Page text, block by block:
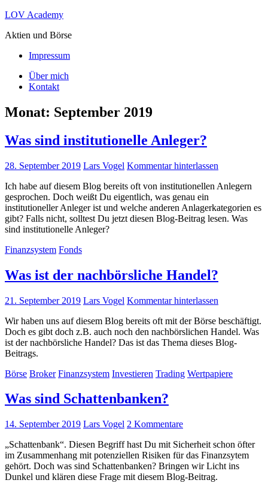
Zum
springen
LOV Academy
Aktien und Börse
Impressum
Über mich
Kontakt
Monat: September 2019
Was sind institutionelle Anleger?
28. September 2019 Lars Vogel Kommentar hinterlassen
Ich habe auf diesem Blog bereits oft von institutionellen Anlegern
gesprochen. Doch weißt Du eigentlich, was genau ein
institutioneller Anleger ist und welche anderen Anlagerkategorien es
gibt? Falls nicht, solltest Du jetzt diesen Blog-Beitrag lesen. Was
sind institutionelle Anleger?
Finanzsystem Fonds
Was ist der nachbörsliche Handel?
21. September 2019 Lars Vogel Kommentar hinterlassen
Wir haben uns auf diesem Blog bereits oft mit der Börse beschäftigt.
Doch es gibt doch z.B. auch noch den nachbörslichen Handel. Was
ist der nachbörsliche Handel? Das ist das Thema dieses Blog-
Beitrags.
Börse Broker Finanzsystem Investieren Trading Wertpapiere
Was sind Schattenbanken?
14. September 2019 Lars Vogel 2 Kommentare
„Schattenbank“. Diesen Begriff hast Du mit Sicherheit schon öfter
im Zusammenhang mit potenziellen Risiken für das Finanzsytem
gehört. Doch was sind Schattenbanken? Bringen wir Licht ins
Dunkel und klären diese Frage mit diesem Blog-Beitrag.